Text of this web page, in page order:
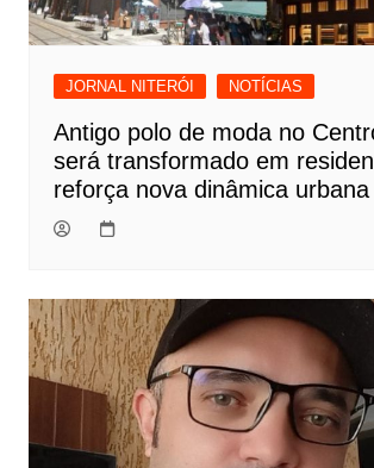
JORNAL NITERÓI NOTÍCIAS
Antigo polo de moda no
será transformado em
reforça nova dinâmica urbana